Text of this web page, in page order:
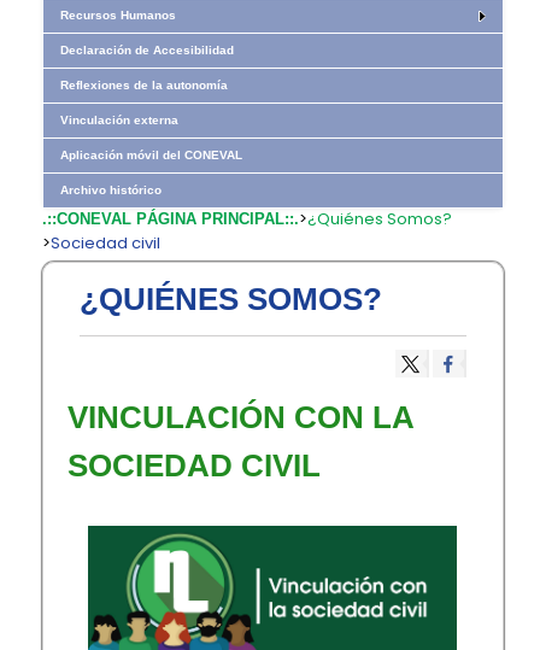
Recursos Humanos
Declaración de Accesibilidad
Reflexiones de la autonomía
Vinculación externa
Aplicación móvil del CONEVAL
Archivo histórico
.::CONEVAL PÁGINA PRINCIPAL::.>¿Quiénes Somos?
>Sociedad civil
¿QUIÉNES SOMOS?
​VINCULACIÓN CON LA
SOCIEDAD CIVIL